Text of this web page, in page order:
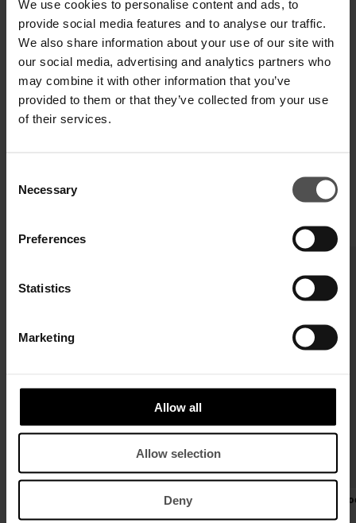
We use cookies to personalise content and ads, to
provide social media features and to analyse our traffic.
We also share information about your use of our site with
our social media, advertising and analytics partners who
may combine it with other information that you’ve
provided to them or that they’ve collected from your use
of their services.
Selection
Necessary
Preferences
Statistics
Marketing
Allow all
Allow selection
Deny
SPEDIZIONE E RESO
SPECIFICHE TECNICHE
Bomber slim in nappa effetto used
€ 495,00
€ 990,00
Canotta girocollo slim in
€ 90,00
€ 180,00